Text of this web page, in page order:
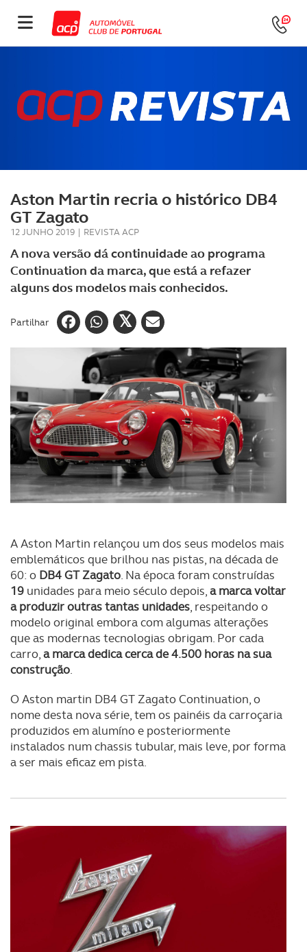
Aston Martin recria o histórico DB4
GT Zagato
12 JUNHO 2019 | REVISTA ACP
A nova versão dá continuidade ao programa
Continuation da marca, que está a refazer
alguns dos modelos mais conhecidos.
Partilhar
A Aston Martin relançou um dos seus modelos mais
emblemáticos que brilhou nas pistas, na década de
60: o DB4 GT Zagato. Na época foram construídas
19 unidades para meio século depois,a marca voltar
a produzir outras tantas unidades, respeitando o
modelo original embora com algumas alterações
que as modernas tecnologias obrigam. Por cada
carro,a marca dedica cerca de 4.500 horas na sua
construção.
O Aston martin DB4 GT Zagato Continuation, o
nome desta nova série, tem os painéis da carroçaria
produzidos em alumíno e posteriormente
instalados num chassis tubular, mais leve, por forma
a ser mais eficaz em pista.